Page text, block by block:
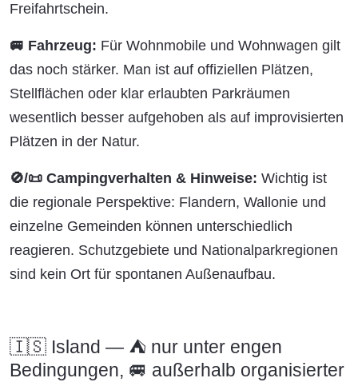
Freifahrtschein.
🚐 Fahrzeug: Für Wohnmobile und Wohnwagen gilt
das noch stärker. Man ist auf offiziellen Plätzen,
Stellflächen oder klar erlaubten Parkräumen
wesentlich besser aufgehoben als auf improvisierten
Plätzen in der Natur.
🚫/📜 Campingverhalten & Hinweise: Wichtig ist
die regionale Perspektive: Flandern, Wallonie und
einzelne Gemeinden können unterschiedlich
reagieren. Schutzgebiete und Nationalparkregionen
sind kein Ort für spontanen Außenaufbau.
🇮🇸 Island — ⛺ nur unter engen
Bedingungen, 🚐 außerhalb organisierter